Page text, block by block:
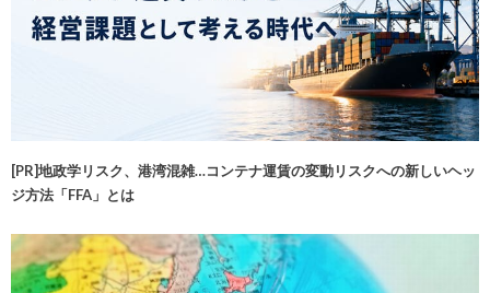
[PR]地政学リスク、港湾混雑…コンテナ運賃の変動リスクへの新しいヘッ
ジ方法「FFA」とは